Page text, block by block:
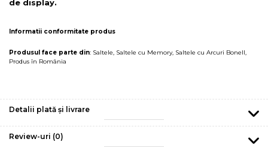
de display.
Informatii conformitate produs
Produsul face parte din: Saltele, Saltele cu Memory, Saltele cu Arcuri Bonell,
Produs în România
Detalii plată și livrare
Review-uri (0)